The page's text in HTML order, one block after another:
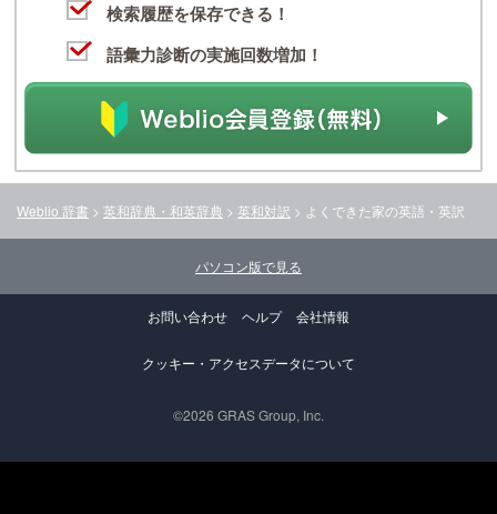
検索履歴を保存できる！
語彙力診断の実施回数増加！
Weblio 辞書 > 英和辞典・和英辞典 > 英和対訳 > よくできた家の英語・英訳
パソコン版で見る
お問い合わせ ヘルプ 会社情報
クッキー・アクセスデータについて
©2026 GRAS Group, Inc.